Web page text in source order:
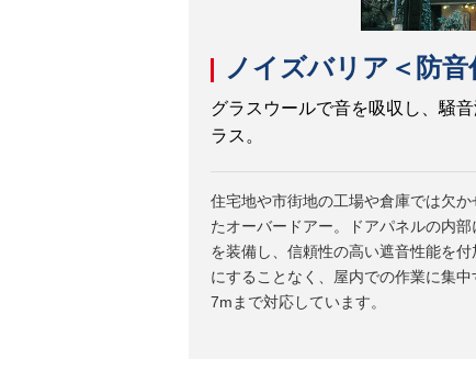
ノイズバリア＜防音
グラスウールで音を吸収し、騒
ラス。
住宅地や市街地の工場や倉庫では欠
たオーバードアー。ドアパネルの内
を装備し、信頼性の高い遮音性能を
にすることなく、屋内での作業に集
7mまで対応しています。